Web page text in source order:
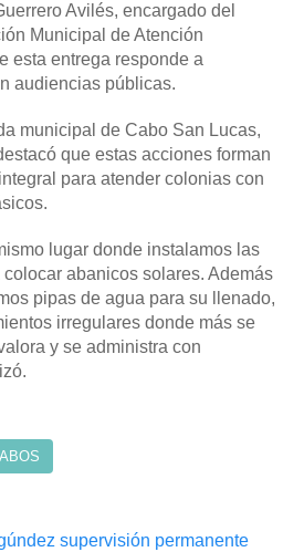
Avilés, encargado del
Municipal de Atención
esta entrega responde a
audiencias públicas.
municipal de Cabo San Lucas,
que estas acciones forman
para atender colonias con
lugar donde instalamos las
colocar abanicos solares. Además
pipas de agua para su llenado,
irregulares donde más se
y se administra con
supervisión permanente